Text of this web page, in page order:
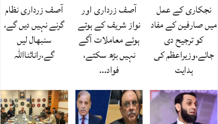
نجکاری کے عمل
میں صارفین کے مفاد
کو ترجیح دی
جائے،وزیراعظم کی
ہدایت
آصف زرداری اور
نواز شریف کے ہوتے
ہوئے معاملات آگے
نہیں بڑھ سکتے،
فواد…
آصف زرداری نظام
گرنے نہیں دیں گے،
سنبھال لیں
گے،راناثنااللہ